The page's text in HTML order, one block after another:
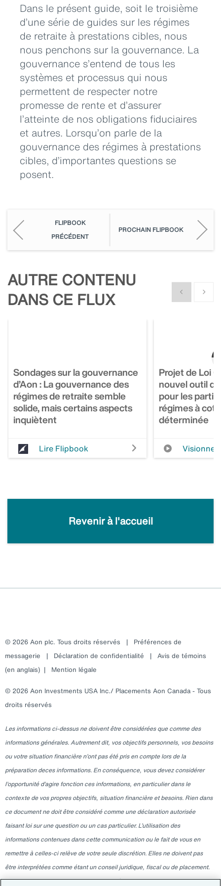
Dans le présent guide, soit le troisième
d’une série de guides sur les régimes
de retraite à prestations cibles, nous
nous penchons sur la gouvernance. La
gouvernance s’entend de tous les
systèmes et processus qui nous
permettent de respecter notre
promesse de rente et d’assurer
l’atteinte de nos obligations fiduciaires
et autres. Lorsqu’on parle de la
gouvernance des régimes à prestations
cibles, d’importantes questions se
posent.
FLIPBOOK
PRÉCÉDENT
PROCHAIN FLIPBOOK
AUTRE CONTENU
DANS CE FLUX
Show previous
Show
Sondages sur la gouvernance
d’Aon : La gouvernance des
régimes de retraite semble
solide, mais certains aspects
inquiètent
Lire Flipbook
Projet de Loi
nouvel outil
pour les
régimes à
déterminée
Visionner
Revenir à l'accueil
© 2026 Aon plc. Tous droits réservés | Préférences de
messagerie | Déclaration de confidentialité | Avis de témoins
(en anglais) | Mention légale
© 2026 Aon Investments USA Inc./ Placements Aon Canada - Tous
droits réservés
Les informations ci-dessus ne doivent être considérées que comme des
informations générales. Autrement dit, vos objectifs personnels, vos besoins
ou votre situation financière n’ont pas été pris en compte lors de la
préparation deces informations. En conséquence, vous devez considérer
l’opportunité d’agire fonction ces informations, en particulier dans le
contexte de vos propres objectifs, situation financière et besoins. Rien dans
ce document ne doit être considéré comme une déclaration autorisée
faisant loi sur une question ou un cas particulier. L’utilisation des
informations contenues dans cette communication ou le fait de vous en
remettre à celles-ci relève de votre seule discrétion. Elles ne doivent pas
être interprétées comme étant un conseil juridique, fiscal ou de placement.
Veuillez consulter votre professionnel indépendant pour ces conseils. Les